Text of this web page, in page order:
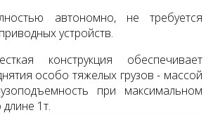
автономно, не требуется
устройств.
конструкция обеспечивает
особо тяжелых грузов - массой
при максимальном
1т.